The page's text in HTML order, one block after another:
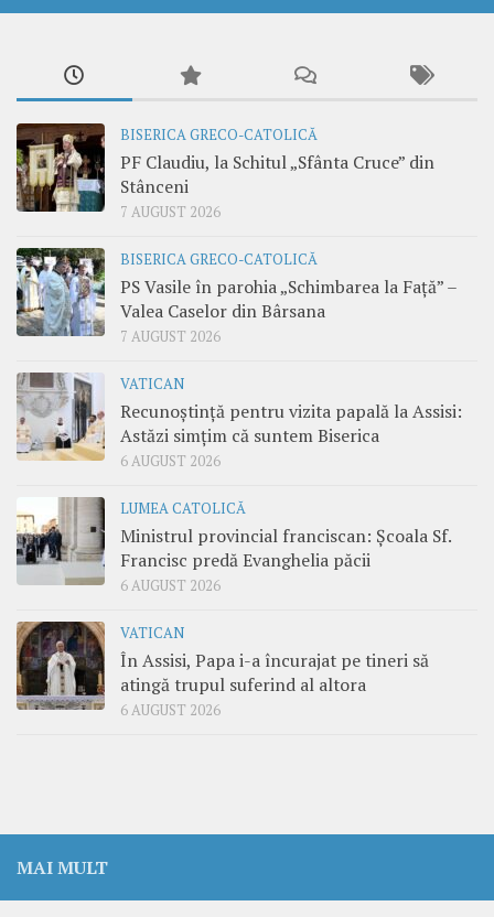
BISERICA GRECO-CATOLICĂ
PF Claudiu, la Schitul „Sfânta Cruce” din
Stânceni
7 AUGUST 2026
BISERICA GRECO-CATOLICĂ
PS Vasile în parohia „Schimbarea la Față” –
Valea Caselor din Bârsana
7 AUGUST 2026
VATICAN
Recunoștință pentru vizita papală la Assisi:
Astăzi simțim că suntem Biserica
6 AUGUST 2026
LUMEA CATOLICĂ
Ministrul provincial franciscan: Școala Sf.
Francisc predă Evanghelia păcii
6 AUGUST 2026
VATICAN
În Assisi, Papa i-a încurajat pe tineri să
atingă trupul suferind al altora
6 AUGUST 2026
MAI MULT